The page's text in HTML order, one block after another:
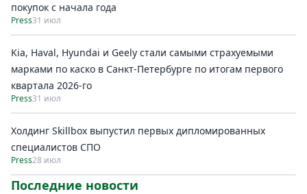
покупок c начала года
Press31 июл
Kia, Haval, Hyundai и Geely стали самыми страхуемыми
марками по каско в Санкт-Петербурге по итогам первого
квартала 2026-го
Press31 июл
Холдинг Skillbox выпустил первых дипломированных
специалистов СПО
Press28 июл
Последние новости